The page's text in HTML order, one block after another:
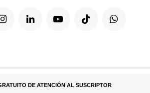
DE ATENCIÓN AL SUSCRIPTOR